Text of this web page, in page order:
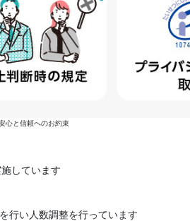
心と信頼へのお約束
しています
行い人数調整を行っています